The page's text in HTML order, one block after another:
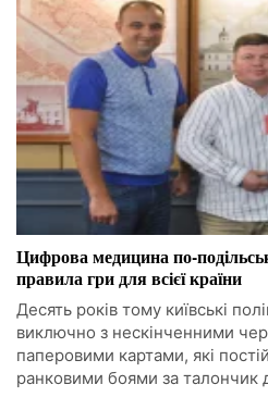
Цифрова медицина по-
правила гри для всієї країни
Десять років тому київські
виключно з нескінченними
паперовими картами, які
ранковими боями за талончик